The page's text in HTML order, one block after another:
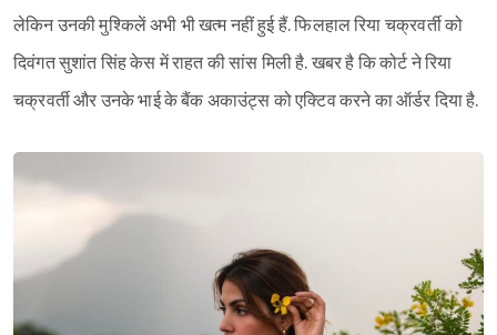
लेकिन उनकी मुश्किलें अभी भी खत्म नहीं हुई हैं. फिलहाल रिया चक्रवर्ती को
दिवंगत सुशांत सिंह केस में राहत की सांस मिली है. खबर है कि कोर्ट ने रिया
चक्रवर्ती और उनके भाई के बैंक अकाउंट्स को एक्टिव करने का ऑर्डर दिया है.